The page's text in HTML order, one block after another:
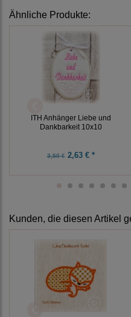
Ähnliche Produkte:
ITH Anhänger Liebe und
Dankbarkeit 10x10
3,50 €2,63 € *
Kunden, die diesen Artikel